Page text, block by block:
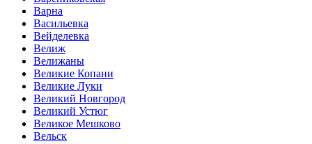
Варна
Васильевка
Вейделевка
Велиж
Велижаны
Великие Копани
Великие Луки
Великий Новгород
Великий Устюг
Великое Мешково
Вельск